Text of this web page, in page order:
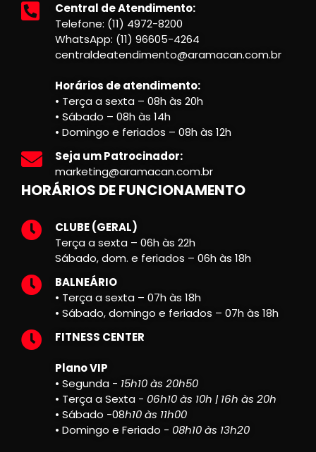
Central de Atendimento:
Telefone: (11) 4972-8200
WhatsApp: (11) 96605-4264
centraldeatendimento@aramacan.com.br
Horários de atendimento:
• Terça a sexta – 08h às 20h
• Sábado – 08h às 14h
• Domingo e feriados – 08h às 12h
Seja um Patrocinador:
marketing@aramacan.com.br
HORÁRIOS DE FUNCIONAMENTO
CLUBE (GERAL)
Terça a sexta – 06h às 22h
Sábado, dom. e feriados – 06h às 18h
BALNEÁRIO
• Terça a sexta – 07h às 18h
• Sábado, domingo e feriados – 07h às 18h
FITNESS CENTER
Plano VIP
• Segunda - 15h10 às 20h50
• Terça a Sexta - 06h10 às 10h | 16h às 20h
• Sábado -08h10 às 11h00
• Domingo e Feriado - 08h10 às 13h20